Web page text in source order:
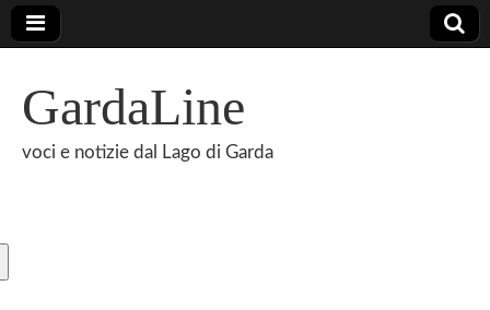
GardaLine
voci e notizie dal Lago di Garda